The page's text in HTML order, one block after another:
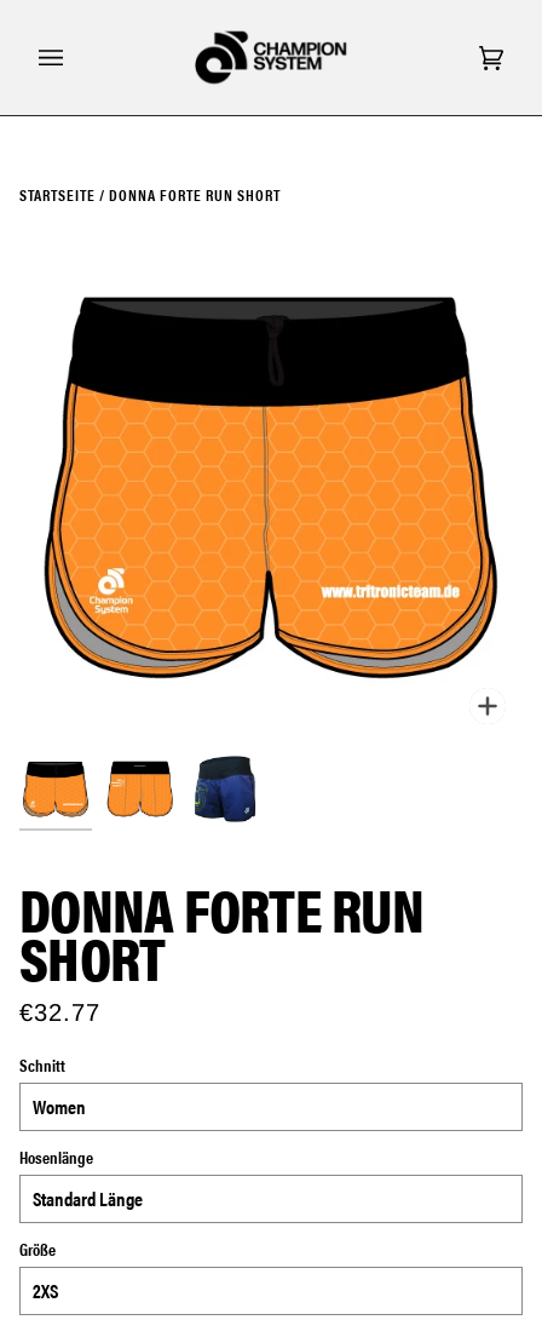
Inhalt
STARTSEITE / DONNA FORTE RUN SHORT
DONNA FORTE RUN
SHORT
€32.77
Schnitt
Hosenlänge
Größe